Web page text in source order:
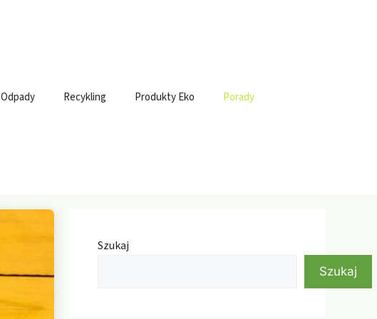
Odpady Recykling Produkty Eko Porady
Szukaj
Szukaj